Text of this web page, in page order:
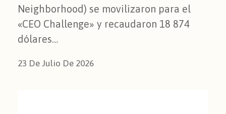
Neighborhood) se movilizaron para el
«CEO Challenge» y recaudaron 18 874
dólares…
23 De Julio De 2026